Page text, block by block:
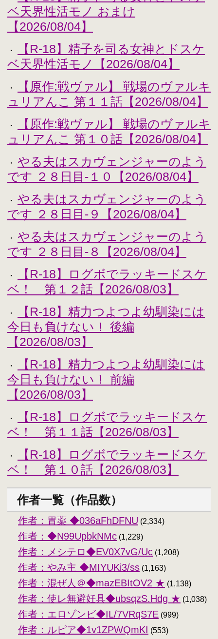
ベ天界性活モノ おまけ
【2026/08/04】
・
【R-18】精子を司る女神とドスケ
ベ天界性活モノ【2026/08/04】
・
【原作:戦ヴァル】 戦場のヴァルキ
ュリアんこ 第１１話【2026/08/04】
・
【原作:戦ヴァル】 戦場のヴァルキ
ュリアんこ 第１０話【2026/08/04】
・
やる夫はスカヴェンジャーのよう
です ２８日目-１０【2026/08/04】
・
やる夫はスカヴェンジャーのよう
です ２８日目-９【2026/08/04】
・
やる夫はスカヴェンジャーのよう
です ２８日目-８【2026/08/04】
・
【R-18】ログボでラッキードスケ
ベ！ 第１２話【2026/08/03】
・
【R-18】精力つよつよ幼馴染には
今日も負けない！ 後編
【2026/08/03】
・
【R-18】精力つよつよ幼馴染には
今日も負けない！ 前編
【2026/08/03】
・
【R-18】ログボでラッキードスケ
ベ！ 第１１話【2026/08/03】
・
【R-18】ログボでラッキードスケ
ベ！ 第１０話【2026/08/03】
作者一覧（作品数）
作者：胃薬 ◆036aFhDFNU (2,334)
作者：◆N99UpbkNMc (1,229)
作者：メシテロ◆EV0X7vG/Uc (1,208)
作者：やみ主 ◆MIYUKi3/ss (1,163)
作者：混ぜ人＠◆mazEBItOV2 ★ (1,138)
作者：使レ無避妊具◆ubsqzS.Hdg ★ (1,038)
作者：エロゾンビ◆IL/7VRqS7E (999)
作者：ルピア◆1v1ZPWQmKI (553)